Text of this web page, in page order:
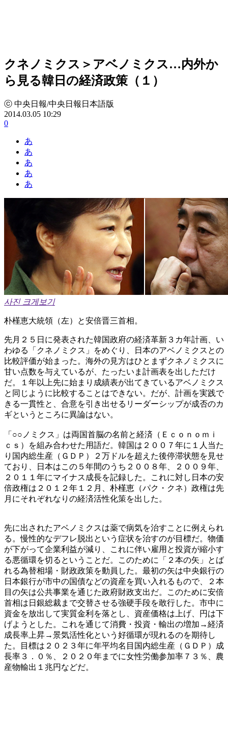
クネノミクス＞アベノミクス…内外か
ら見る韓日の経済政策（１）
ⓒ 中央日報/中央日報日本語版
2014.03.05 10:29
0
あ
あ
あ
あ
あ
사진 크게보기
朴槿恵大統領（左）と安倍晋三首相。
先月２５日に発表された韓国政府の経済革新３カ年計画、い
わゆる「クネノミクス」をめぐり、日本のアベノミクスとの
比較評価が始まった。海外の見方はひとまずクネノミクスに
甘い点数を与えているが、たったいま計画表を出しただけ
だ。１年以上先に始まり成績表が出てきているアベノミクス
と同じように比較することはできない。だが、計画を実践で
きる一貫性と、合意を引き出せるリーダーシップが成否のカ
ギというところに異論はない。
「○○ノミクス」は両国首脳の名前と経済（Ｅｃｏｎｏｍｉ
ｃｓ）を組み合わせた用語だ。韓国は２００７年に１人当た
り国内総生産（ＧＤＰ）２万ドルを超えた後停滞状態を見せ
ており、日本はこの５年間のうち２００８年、２００９年、
２０１１年にマイナス成長を記録した。これに対し日本の安
倍政権は２０１２年１２月、朴槿恵（パク・クネ）政権は先
月にそれぞれなりの経済活性化策を出した。
先に出されたアベノミクスは薬で病気を治すことに例えられ
る。慢性的なデフレ脱出という症状を治すのが目標だ。物価
が下がって企業利益が減り、これに伴い雇用と投資が縮小す
る悪循環を切るということだ。このために「２本の矢」とば
れる為替相場・財政政策を動員した。最初の矢は中央銀行の
日本銀行が市中の国債などの資産を買い入れるもので、２本
目の矢は公共事業を通じた政府財政支出だ。このために安倍
首相は日銀総裁まで交替させる強硬手段を敢行した。市中に
資金を放出して実質金利を落とし、資産価格は上げ、円は下
げようとした。これを通じて消費・投資・輸出の増加→経済
成長率上昇→景気活性化という好循環が現れるのを期待し
た。目標は２０２３年に年平均名目国内総生産（ＧＤＰ）成
長率３．０％、２０２０年までに女性労働参加率７３％、農
産物輸出１兆円などだ。